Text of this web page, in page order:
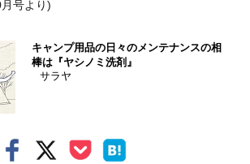
号より)
キャンプ用品の日々のメンテナンスの相
棒は『ヤシノミ洗剤』
サラヤ